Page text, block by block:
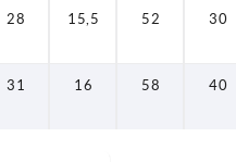
28 15,5 52 30
31 16 58 40